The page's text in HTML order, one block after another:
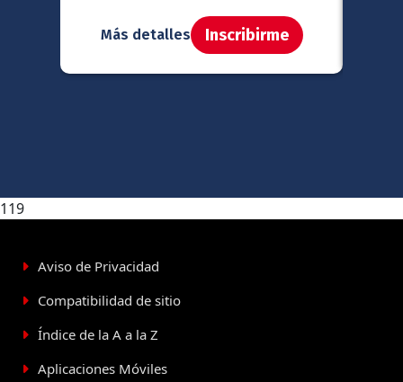
Más detalles Inscribirme
119
Aviso de Privacidad
Compatibilidad de sitio
Índice de la A a la Z
Aplicaciones Móviles